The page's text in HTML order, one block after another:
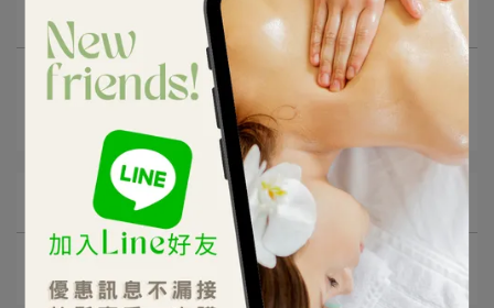
所有文章主題
最新活動
文章分類